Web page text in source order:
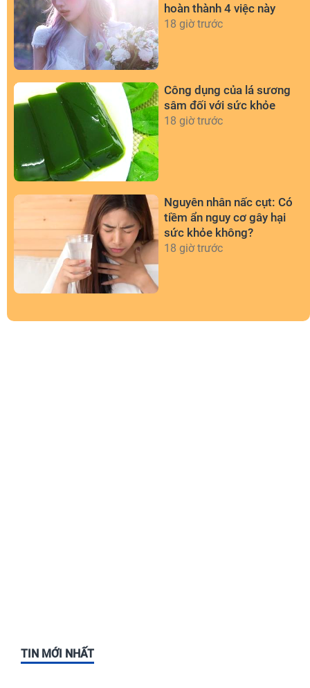
hoàn thành 4 việc này
18 giờ trước
Công dụng của lá sương
sâm đối với sức khỏe
18 giờ trước
Nguyên nhân nấc cụt: Có
tiềm ẩn nguy cơ gây hại
sức khỏe không?
18 giờ trước
TIN MỚI NHẤT